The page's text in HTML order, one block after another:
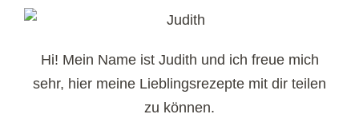
Hi! Mein Name ist Judith und ich freue mich
sehr, hier meine Lieblingsrezepte mit dir teilen
zu können.